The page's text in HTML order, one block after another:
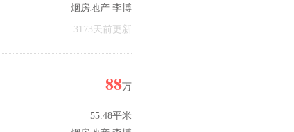
烟房地产 李博
3173天前更新
88万
55.48平米